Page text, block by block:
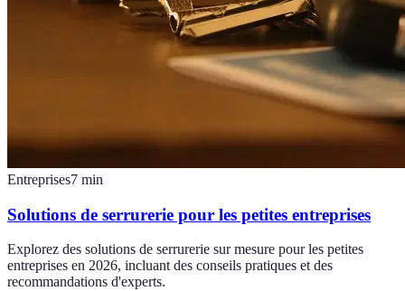
Entreprises7 min
Solutions de serrurerie pour les petites entreprises
Explorez des solutions de serrurerie sur mesure pour les petites
entreprises en 2026, incluant des conseils pratiques et des
recommandations d'experts.